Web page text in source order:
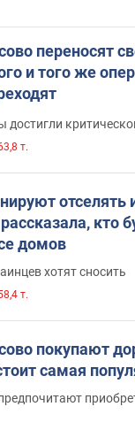
переносят
и того же
т.
отселять
кто
домов
хотят сносить
т.
покупают
самая